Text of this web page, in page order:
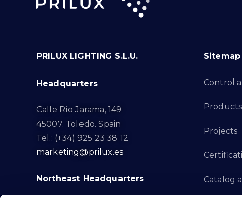
PRILUX LIGHTING S.L.U.
Headquarters
Calle Río Jarama, 149
45007. Toledo. Spain
Tel.: (+34) 925 23 38 12
marketing@prilux.es
Northeast Headquarters
Sitemap
Control
Products
Projects
Catalog